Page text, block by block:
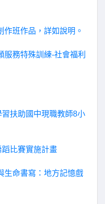
作班作品，詳如說明。
務特殊訓練-社會福利
扶助國中現職教師8小
比賽實施計畫
生命書寫：地方記憶戲